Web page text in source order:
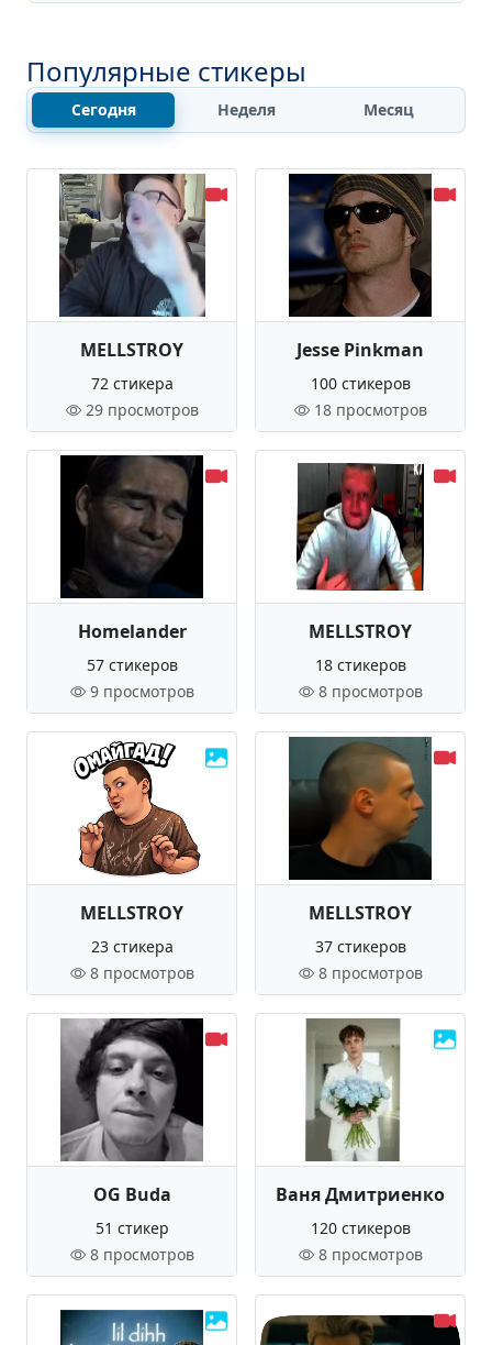
Популярные стикеры
Сегодня Неделя Месяц
MELLSTROY
72 стикера
29 просмотров
Jesse Pinkman
100 стикеров
18 просмотров
Homelander
57 стикеров
9 просмотров
MELLSTROY
18 стикеров
8 просмотров
MELLSTROY
23 стикера
8 просмотров
MELLSTROY
37 стикеров
8 просмотров
OG Buda
51 стикер
8 просмотров
Ваня Дмитриенко
120 стикеров
8 просмотров